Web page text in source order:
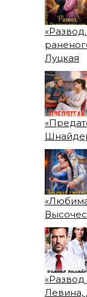
Луцкая
Левина,